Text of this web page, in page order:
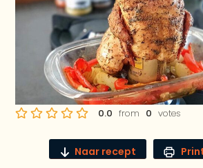
0.0 from 0 votes
Naar recept